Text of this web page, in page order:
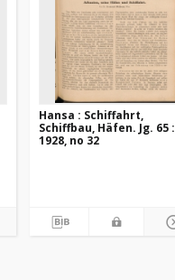
Hansa : Schiffahrt,
Schiffbau, Häfen. Jg. 65 :
1928, no 32